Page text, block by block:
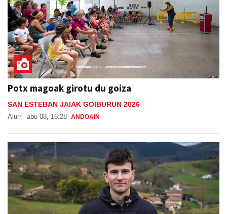
Potx magoak girotu du goiza
SAN ESTEBAN JAIAK GOIBURUN 2026
Aiurri abu 08, 16:28 ANDOAIN